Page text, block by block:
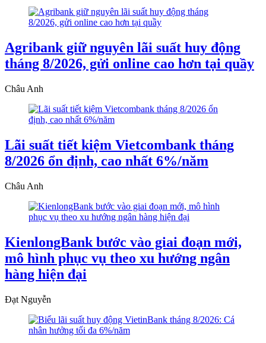
Agribank giữ nguyên lãi suất huy động
tháng 8/2026, gửi online cao hơn tại quầy
Châu Anh
Lãi suất tiết kiệm Vietcombank tháng
8/2026 ổn định, cao nhất 6%/năm
Châu Anh
KienlongBank bước vào giai đoạn mới,
mô hình phục vụ theo xu hướng ngân
hàng hiện đại
Đạt Nguyễn